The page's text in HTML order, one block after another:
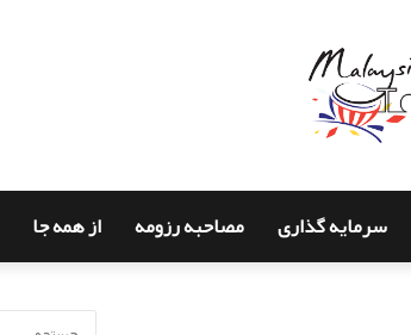
سرمایه گذاری مصاحبه رزومه از همه جا